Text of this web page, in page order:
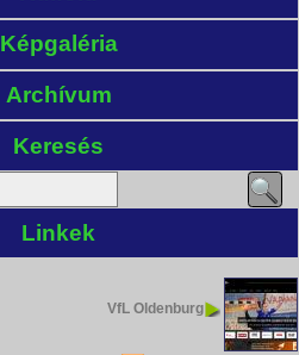
Képgaléria
Archívum
Keresés
Linkek
VfL Oldenburg